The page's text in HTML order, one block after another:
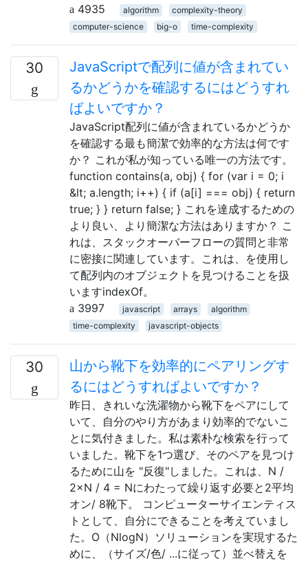
4935
algorithm
complexity-theory
computer-science
big-o time-complexity
30
JavaScriptで配列に値が含まれてい
るかどうかを確認するにはどうすれ
ばよいですか？
JavaScript配列に値が含まれているかどうか
を確認する最も簡潔で効率的な方法は何です
か？ これが私が知っている唯一の方法です。
function contains(a, obj) { for (var i = 0; i
&lt; a.length; i++) { if (a[i] === obj) { return
true; } } return false; } これを達成するための
より良い、より簡潔な方法はありますか？ こ
れは、スタックオーバーフローの質問と非常
に密接に関連しています。これは、を使用し
て配列内のオブジェクトを見つけることを扱
いますindexOf。
3997
javascript arrays
algorithm
time-complexity
javascript-objects
30
山から靴下を効率的にペアリングす
るにはどうすればよいですか？
昨日、きれいな洗濯物から靴下をペアにして
いて、自分のやり方があまり効率的でないこ
とに気付きました。私は素朴な検索を行って
いました。靴下を1つ選び、そのペアを見つけ
るために山を "反復"しました。これは、N /
2×N / 4 = Nにわたって繰り返す必要と2平均
オン/ 8靴下。 コンピューターサイエンティス
トとして、自分にできることを考えていまし
た。O（NlogN）ソリューションを実現するた
めに、（サイズ/色/ ...に従って）並べ替えを